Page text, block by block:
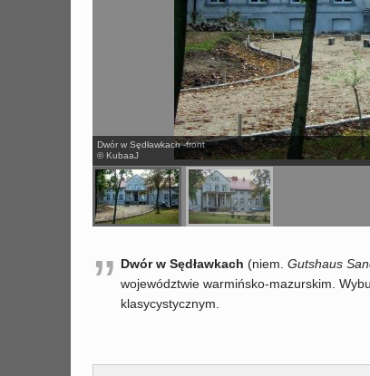
Dwór w Sędławkach -front
© KubaaJ
” Dwór w Sędławkach (niem. Gutshaus
województwie warmińsko-mazurskim.
klasycystycznym.